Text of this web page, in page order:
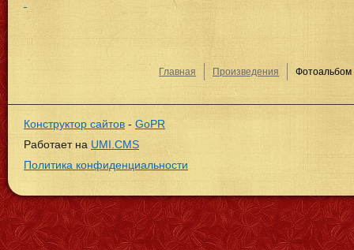
Главная Произведения Фотоальбом
Конструктор сайтов - GoPR
Работает на UMI.CMS
Политика конфиденциальности